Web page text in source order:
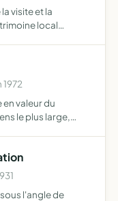
visite et la
local
valeur du
le plus large,
l'angle de